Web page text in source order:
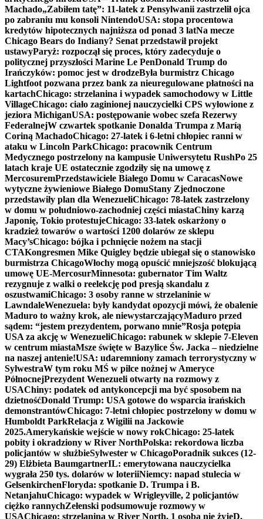
Machado„Zabiłem tatę”: 11-latek z Pensylwanii zastrzelił ojca
po zabraniu mu konsoli NintendoUSA: stopa procentowa
kredytów hipotecznych najniższa od ponad 3 latNa mecze
Chicago Bears do Indiany? Senat przedstawił projekt
ustawyParyż: rozpoczął się proces, który zadecyduje o
politycznej przyszłości Marine Le PenDonald Trump do
Irańczyków: pomoc jest w drodzeByła burmistrz Chicago
Lightfoot pozwana przez bank za nieuregulowane płatności na
kartachChicago: strzelanina i wypadek samochodowy w Little
VillageChicago: ciało zaginionej nauczycielki CPS wyłowione z
jeziora MichiganUSA: postępowanie wobec szefa Rezerwy
FederalnejW czwartek spotkanie Donalda Trumpa z Maríą
Coriną MachadoChicago: 27-latek i 6-letni chłopiec ranni w
ataku w Lincoln ParkChicago: pracownik Centrum
Medycznego postrzelony na kampusie Uniwersytetu RushPo 25
latach kraje UE ostatecznie zgodziły się na umowę z
MercosuremPrzedstawiciele Białego Domu w CaracasNowe
wytyczne żywieniowe Białego DomuStany Zjednoczone
przedstawiły plan dla WenezueliChicago: 78-latek zastrzelony
w domu w południowo-zachodniej części miastaChiny karzą
Japonię, Tokio protestujeChicago: 33-latek oskarżony o
kradzież towarów o wartości 1200 dolarów ze sklepu
Macy’sChicago: bójka i pchnięcie nożem na stacji
CTAKongresmen Mike Quigley będzie ubiegał się o stanowisko
burmistrza ChicagoWłochy mogą opuścić mniejszość blokującą
umowę UE-MercosurMinnesota: gubernator Tim Waltz
rezygnuje z walki o reelekcję pod presją skandalu z
oszustwamiChicago: 3 osoby ranne w strzelaninie w
LawndaleWenezuela: były kandydat opozycji mówi, że obalenie
Maduro to ważny krok, ale niewystarczającyMaduro przed
sądem: “jestem prezydentem, porwano mnie”Rosja potępia
USA za akcję w WenezueliChicago: rabunek w sklepie 7-Eleven
w centrum miastaMsze święte w Bazylice Św. Jacka – niedzielne
na naszej antenie!USA: udaremniony zamach terrorystyczny w
SylwestraW tym roku MŚ w piłce nożnej w Ameryce
PółnocnejPrezydent Wenezueli otwarty na rozmowy z
USAChiny: podatek od antykoncepcji ma być sposobem na
dzietnośćDonald Trump: USA gotowe do wsparcia irańskich
demonstrantówChicago: 7-letni chłopiec postrzelony w domu w
Humboldt ParkRelacja z Wigilii na Jackowie
2025.Amerykańskie wejście w nowy rokChicago: 25-latek
pobity i okradziony w River NorthPolska: rekordowa liczba
policjantów w służbieSylwester w ChicagoPoradnik sukces (12-
29) Elżbieta BaumgartnerIL: emerytowana nauczycielka
wygrała 250 tys. dolarów w loteriiNiemcy: napad stulecia w
GelsenkirchenFloryda: spotkanie D. Trumpa i B.
NetanjahuChicago: wypadek w Wrigleyville, 2 policjantów
ciężko rannychZełenski podsumowuje rozmowy w
USAChicago: strzelanina w River North, 1 osoba nie żyjeD.